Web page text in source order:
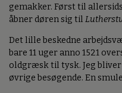
gemakker. Først til
åbner døren sig til
Det lille beskedne
bare 11 uger anno 1521
oldgræsk til tysk. Jeg
øvrige besøgende. En